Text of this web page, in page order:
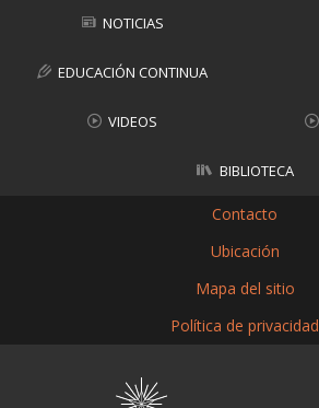
NOTICIAS
EDUCACIÓN CONTINUA
VIDEOS
BIBLIOTECA
Contacto
Ubicación
Mapa del sitio
Política de privacidad